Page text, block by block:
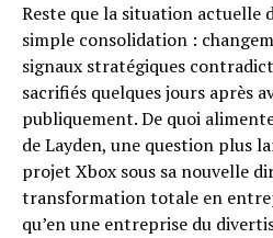
Reste que la situation actuelle
simple consolidation :
signaux stratégiques
sacrifiés quelques jours après
publiquement. De quoi
de Layden, une question plus
projet Xbox sous sa nouvelle
transformation totale en
qu’en une entreprise du